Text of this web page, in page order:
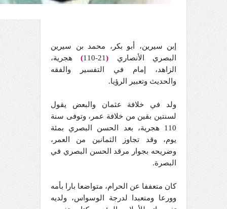
إبن سيرين، أبو بكر، محمد بن سيرين
البصري الأنصاري (
21-110
)هجرية،
الزاهد، إمام في التفسير والفقه
والحديث وتعبير الرؤيا.
ولد في خلافة عثمان والبعض يقول
لسنتين بقين من خلافة عمر، وتوفى سنة
110 هجرية، بعد الحسن البصري بمئة
يوم، وقد تجاوز الثمانين من العمر،
وضريحه بجوار مرقد الحسن البصري في
البصرة.
كان متعففا عن الحرام، متواضعا بارا بأمه
وورعا ومتعبدا لدرجة الوسواس، ولديه